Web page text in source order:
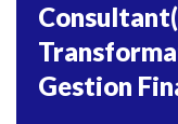
Gestion